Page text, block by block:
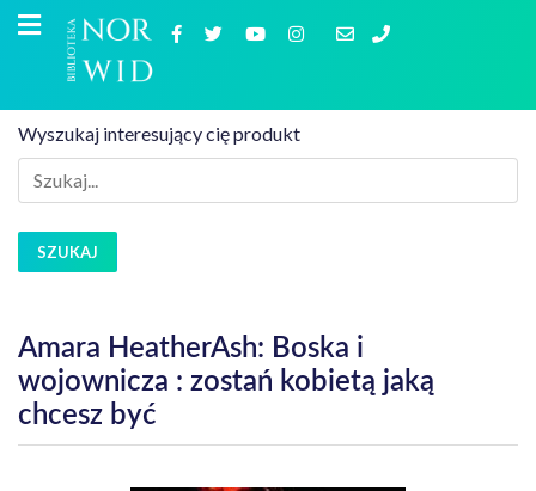
Wyszukaj interesujący cię produkt
SZUKAJ
Amara HeatherAsh: Boska i
wojownicza : zostań kobietą jaką
chcesz być